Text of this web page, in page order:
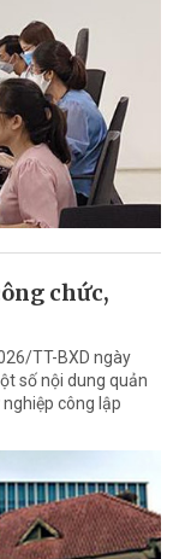
chức,
TT-BXD ngày
số nội dung quản
công lập